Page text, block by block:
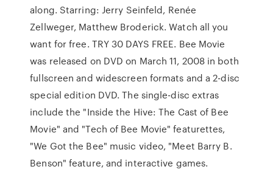
along. Starring: Jerry Seinfeld, Renée
Zellweger, Matthew Broderick. Watch all you
want for free. TRY 30 DAYS FREE. Bee Movie
was released on DVD on March 11, 2008 in both
fullscreen and widescreen formats and a 2-disc
special edition DVD. The single-disc extras
include the "Inside the Hive: The Cast of Bee
Movie" and "Tech of Bee Movie" featurettes,
"We Got the Bee" music video, "Meet Barry B.
Benson" feature, and interactive games.